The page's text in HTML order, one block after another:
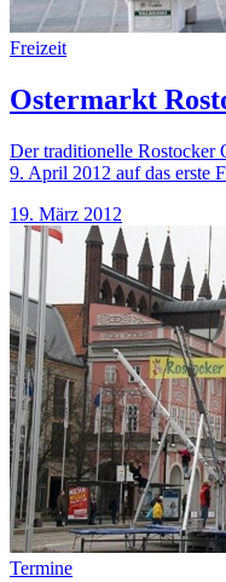
Freizeit
Ostermarkt
Der traditionelle Rostocker
9. April 2012 auf das erste
19. März 2012
Termine